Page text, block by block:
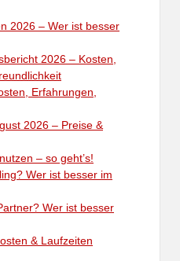
2026 – Wer ist besser
2026 – Kosten,
Erfahrungen,
2026 – Preise &
– so geht’s!
Wer ist besser im
Wer ist besser
& Laufzeiten